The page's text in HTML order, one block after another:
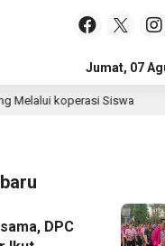
Jumat, 07
Siswa 3 hari lalu
DPC